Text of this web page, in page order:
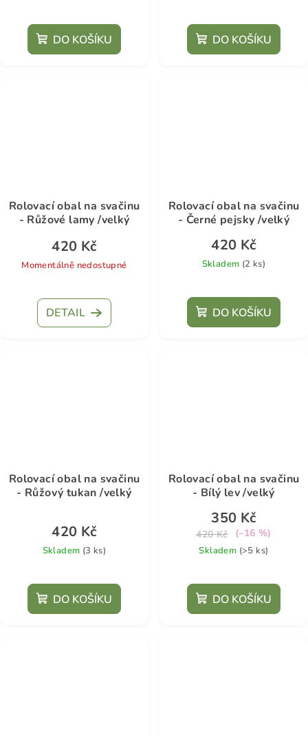
DO KOŠÍKU DO KOŠÍKU
Rolovací obal na svačinu
- Růžové lamy /velký
420 Kč
Momentálně nedostupné
DETAIL
Rolovací obal na svačinu
- Černé pejsky /velký
420 Kč
Skladem (2 ks)
DO KOŠÍKU
Rolovací obal na svačinu
- Růžový tukan /velký
420 Kč
Skladem (3 ks)
DO KOŠÍKU
Rolovací obal na svačinu
- Bílý lev /velký
350 Kč
420 Kč (–16 %)
Skladem (>5 ks)
DO KOŠÍKU